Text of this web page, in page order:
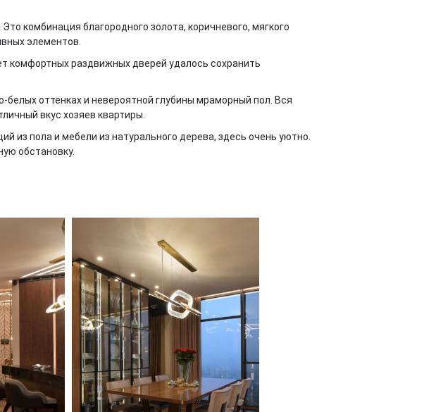
комбинация благородного золота, коричневого, мягкого
элементов.
комфортных раздвижных дверей удалось сохранить
оттенках и невероятной глубины мраморный пол. Вся
вкус хозяев квартиры.
из пола и мебели из натурального дерева, здесь очень уютно.
обстановку.